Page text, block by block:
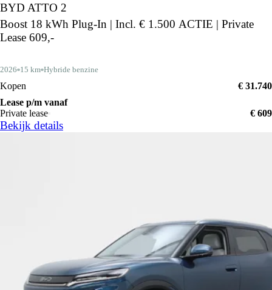
BYD ATTO 2
Boost 18 kWh Plug-In | Incl. € 1.500 ACTIE | Private
Lease 609,-
2026 15 km Hybride benzine
Kopen
€ 31.740
Lease p/m vanaf
Private lease
€ 609
Bekijk details